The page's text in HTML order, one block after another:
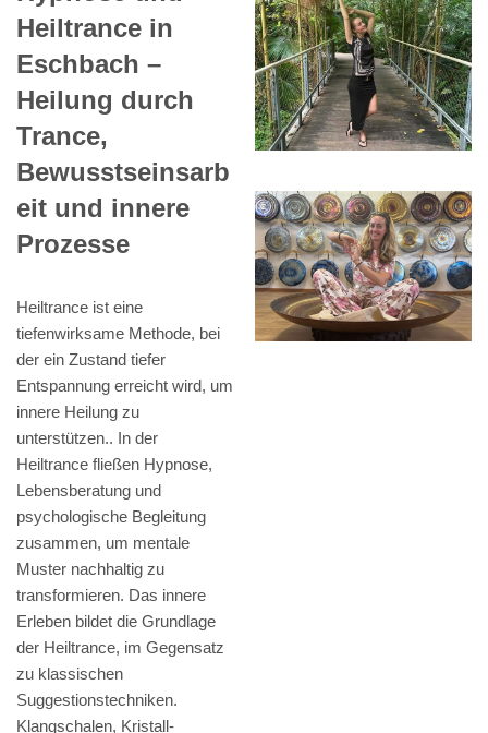
Heiltrance in
Eschbach –
Heilung durch
Trance,
Bewusstseinsarb
eit und innere
Prozesse
Heiltrance ist eine
tiefenwirksame Methode, bei
der ein Zustand tiefer
Entspannung erreicht wird, um
innere Heilung zu
unterstützen.. In der
Heiltrance fließen Hypnose,
Lebensberatung und
psychologische Begleitung
zusammen, um mentale
Muster nachhaltig zu
transformieren. Das innere
Erleben bildet die Grundlage
der Heiltrance, im Gegensatz
zu klassischen
Suggestionstechniken.
Klangschalen, Kristall-